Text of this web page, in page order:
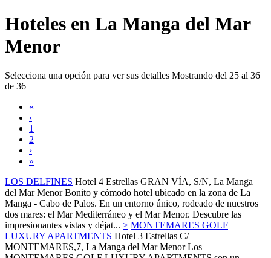
Hoteles en La Manga del Mar
Menor
Selecciona una opción para ver sus detalles Mostrando del 25 al 36
de 36
«
‹
1
2
›
»
LOS DELFINES Hotel 4 Estrellas GRAN VÍA, S/N, La Manga
del Mar Menor Bonito y cómodo hotel ubicado en la zona de La
Manga - Cabo de Palos. En un entorno único, rodeado de nuestros
dos mares: el Mar Mediterráneo y el Mar Menor. Descubre las
impresionantes vistas y déjat... > MONTEMARES GOLF
LUXURY APARTMENTS Hotel 3 Estrellas C/
MONTEMARES,7, La Manga del Mar Menor Los